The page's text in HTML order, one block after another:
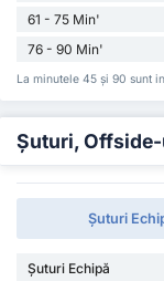
61 - 75 Min'
76 - 90 Min'
La minutele 45 și 90 sunt
Șuturi,
Șuturi
Șuturi Echipă